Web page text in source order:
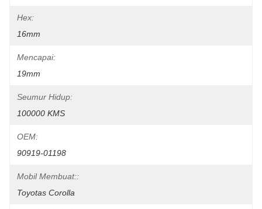
Hex:
16mm
Mencapai:
19mm
Seumur Hidup:
100000 KMS
OEM:
90919-01198
Mobil Membuat::
Toyotas Corolla